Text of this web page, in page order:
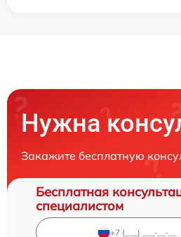
Нужна
Закажите бесплатную
Бесплатная
специалистом